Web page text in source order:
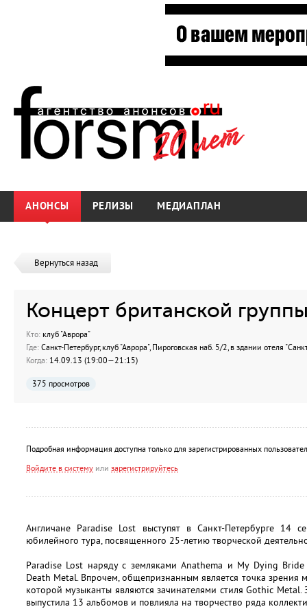
АНОНСЫ РЕЛИЗЫ МЕДИАПЛАН
Вернуться назад
Концерт британской
Кто: клуб "Аврора"
Где: Санкт-Петербург, клуб "Аврора", Пироговская наб. 5/2, в здании отеля
Когда: 14.09.13 (19:00—21:15)
375 просмотров
Подробная информация доступна только для зарегистрированных
Войдите в систему или зарегистрируйтесь
Англичане Paradise Lost выступят в Санкт-Петербурге 14
юбилейного тура, посвященного 25-летию творческой
Paradise Lost наряду с земляками Anathema и My Dying Bride
Death Metal. Впрочем, общепризнанным является точка зрения
которой музыканты являются зачинателями стиля Gothic Metal.
выпустила 13 альбомов и повлияла на творчество ряда